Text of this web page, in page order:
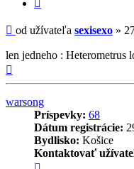
sexisexo
Príspevok
od užívateľa sexisexo »
len jedneho : Heterometrus
warsong
Príspevky: 68
Dátum registrácie:
Bydlisko: Košice
Kontaktovať